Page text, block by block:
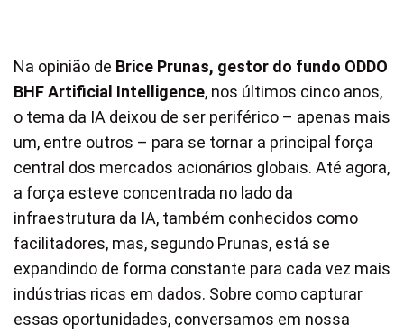
Na opinião de Brice Prunas, gestor do fundo ODDO
BHF Artificial Intelligence, nos últimos cinco anos,
o tema da IA deixou de ser periférico – apenas mais
um, entre outros – para se tornar a principal força
central dos mercados acionários globais. Até agora,
a força esteve concentrada no lado da
infraestrutura da IA, também conhecidos como
facilitadores, mas, segundo Prunas, está se
expandindo de forma constante para cada vez mais
indústrias ricas em dados. Sobre como capturar
essas oportunidades, conversamos em nossa